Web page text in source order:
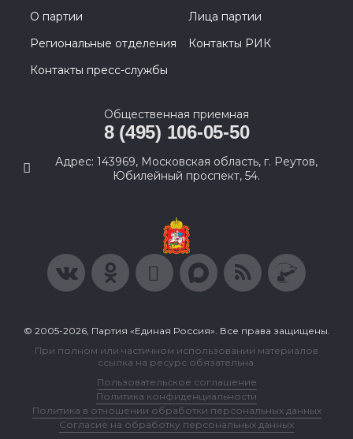
О партии
Лица партии
Региональные отделения
Контакты РИК
Контакты пресс-службы
Общественная приемная
8 (495) 106-05-50
Адрес: 143969, Московская область, г. Реутов,
Юбилейный проспект, 54.
© 2005-2026, Партия «Единая Россия». Все права защищены.
При полном или частичном использовании материалов
ссылка на ресурс обязательна.
Пользовательское соглашение
Политика конфиденциальности
Политика в отношении обработки персональных данных
Согласие на обработку персональных данных